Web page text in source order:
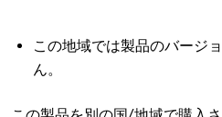
この地域では製品のバージ
ん。